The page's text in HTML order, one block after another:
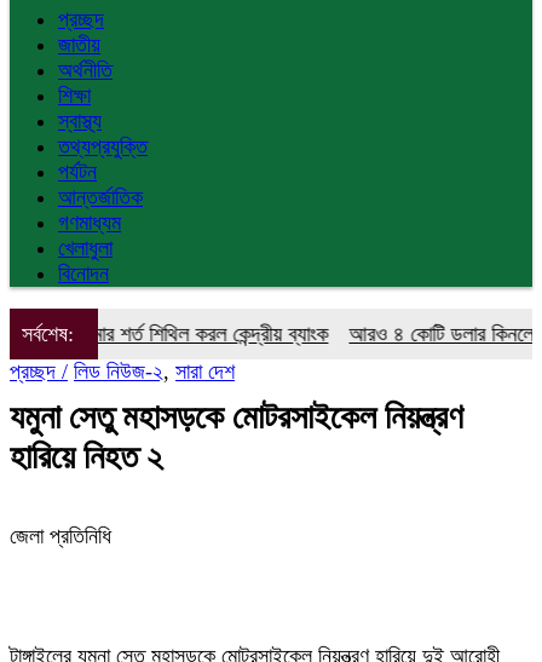
প্রচ্ছদ
জাতীয়
অর্থনীতি
শিক্ষা
স্বাস্থ্য
তথ্যপ্রযুক্তি
পর্যটন
আন্তর্জাতিক
গণমাধ্যম
খেলাধুলা
বিনোদন
সর্বশেষ:
শর্ত শিথিল করল কেন্দ্রীয় ব্যাংক
আরও ৪ কোটি ডলার কিনলো বাংলাদেশ
প্রচ্ছদ / লিড নিউজ-২, সারা দেশ
যমুনা সেতু মহাসড়কে মোটরসাইকেল নিয়ন্ত্রণ
হারিয়ে নিহত ২
জেলা প্রতিনিধি
টাঙ্গাইলের যমুনা সেতু মহাসড়কে মোটরসাইকেল নিয়ন্ত্রণ হারিয়ে দুই আরোহী